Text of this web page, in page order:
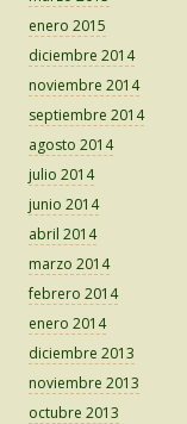
enero 2015
diciembre 2014
noviembre 2014
septiembre 2014
agosto 2014
julio 2014
junio 2014
abril 2014
marzo 2014
febrero 2014
enero 2014
diciembre 2013
noviembre 2013
octubre 2013